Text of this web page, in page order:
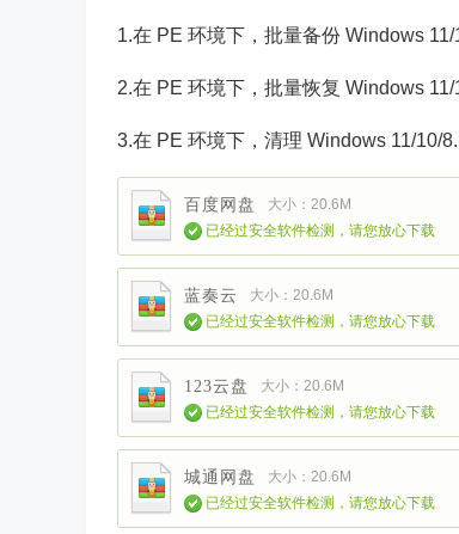
1.在 PE 环境下，批量备份 Windows
2.在 PE 环境下，批量恢复 Windows
3.在 PE 环境下，清理 Windows 11/10/
百度网盘
大小：20.6M
已经过安全软件检测，请您放心下载
蓝奏云
大小：20.6M
已经过安全软件检测，请您放心下载
123云盘
大小：20.6M
已经过安全软件检测，请您放心下载
城通网盘
大小：20.6M
已经过安全软件检测，请您放心下载